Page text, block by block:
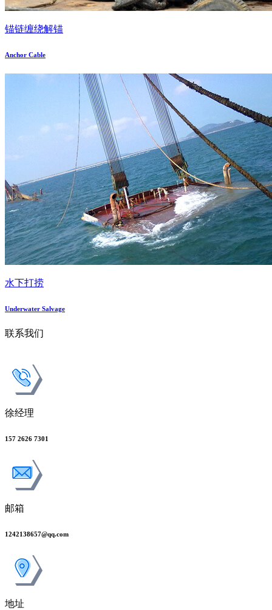
锚链缠绕解锚
Anchor Cable
水下打捞
Underwater Salvage
联系我们
徐经理
157 2626 7301
邮箱
1242138657@qq.com
地址